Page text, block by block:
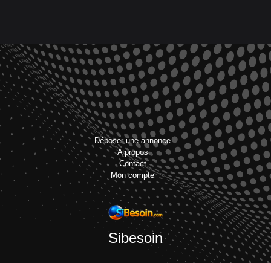
Déposer une annonce
A propos
Contact
Mon compte
Sibesoin